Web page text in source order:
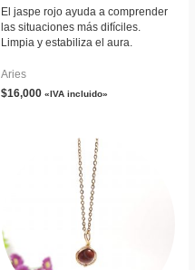
El jaspe rojo ayuda a comprender
las situaciones más difíciles.
Limpia y estabiliza el aura.
Aries
$16,000 «IVA incluido»